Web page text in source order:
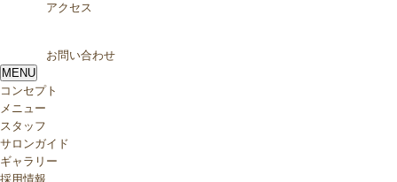
アクセス
お問い合わせ
MENU
コンセプト
メニュー
スタッフ
サロンガイド
ギャラリー
採用情報